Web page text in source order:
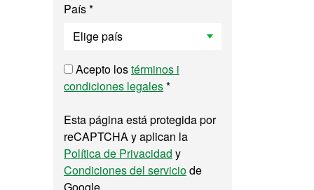
País *
Acepto lostérminos i
condiciones legales*
Esta página está protegida por
reCAPTCHA y aplican la
Política de Privacidad y
Condiciones del serviciode